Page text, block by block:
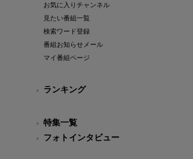
お気に入りチャンネル
見たい番組一覧
検索ワード登録
番組お知らせメール
マイ番組ページ
ランキング
特集一覧
フォトインタビュー